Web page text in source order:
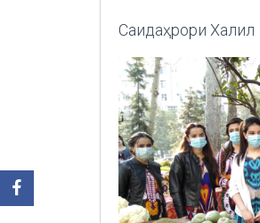
Саидаҳрори Халил